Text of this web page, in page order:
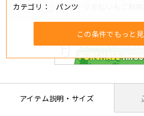
カテゴリ
パンツ
この条件でもっと
分割・リボ払いもご利用
アイテム説明・サイズ